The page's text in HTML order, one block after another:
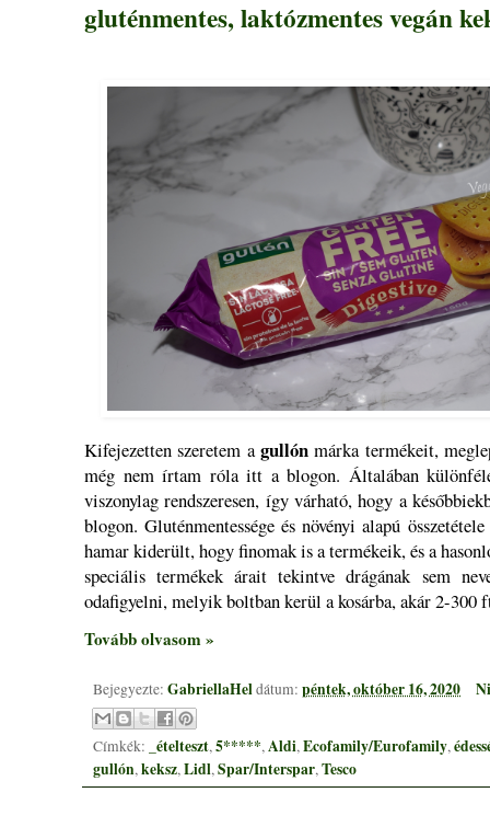
gluténmentes, laktózmentes vegán
Kifejezetten szeretem agullónmárka termékeit,
még nem írtam róla itt a blogon. Általában
viszonylag rendszeresen, így várható, hogy a
blogon. Gluténmentessége és növényi alapú
hamar kiderült, hogy finomak is a termékeik, és a
speciális termékek árait tekintve drágának sem
odafigyelni, melyik boltban kerül a kosárba, akár 2-
Tovább olvasom »
Bejegyezte: GabriellaHeldátum: péntek, október 16, 2020
Címkék: _ételteszt, 5*****, Aldi, Ecofamily/Eurofamily,
gullón, keksz, Lidl, Spar/Interspar, Tesco